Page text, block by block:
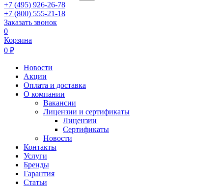
+7 (495) 926-26-78
+7 (800) 555-21-18
Заказать звонок
0
Корзина
0 ₽
Новости
Акции
Оплата и доставка
О компании
Вакансии
Лицензии и сертификаты
Лицензии
Сертификаты
Новости
Контакты
Услуги
Бренды
Гарантия
Статьи